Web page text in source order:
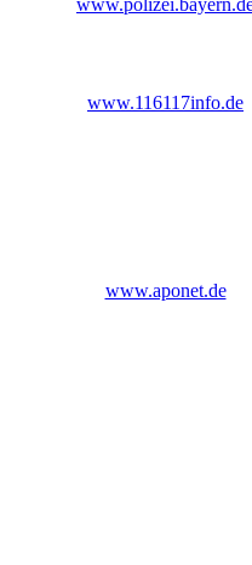
www.116117info.de
www.aponet.de